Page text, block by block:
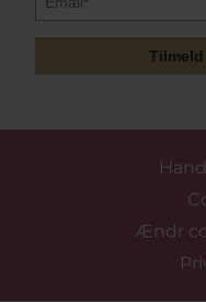
Ændr